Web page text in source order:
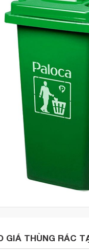
GIÁ THÙNG RÁC